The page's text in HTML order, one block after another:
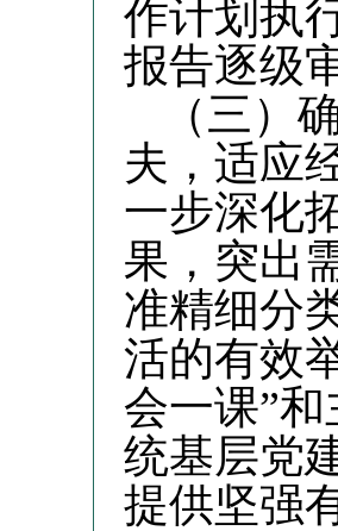
作计划执
报告逐级
（三）
夫，适应
一步深化
果，突出
准精细分
活的有效
会一课”
统基层党
提供坚强